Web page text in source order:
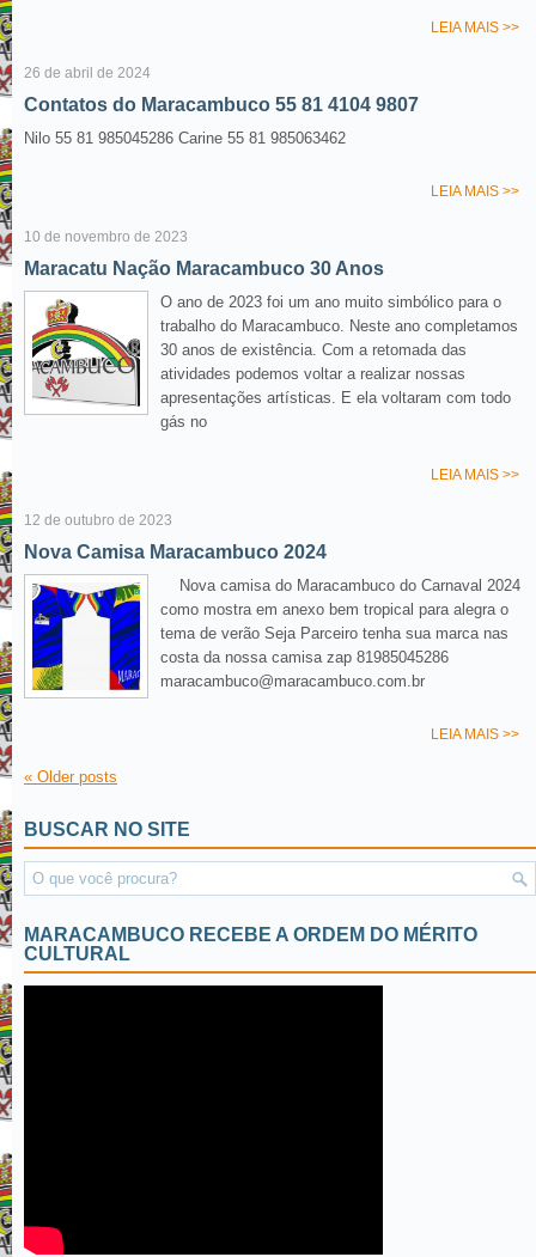
LEIA MAIS >>
26 de abril de 2024
Contatos do Maracambuco 55 81 4104 9807
Nilo 55 81 985045286 Carine 55 81 985063462
LEIA MAIS >>
10 de novembro de 2023
Maracatu Nação Maracambuco 30 Anos
O ano de 2023 foi um ano muito simbólico para o
trabalho do Maracambuco. Neste ano completamos
30 anos de existência. Com a retomada das
atividades podemos voltar a realizar nossas
apresentações artísticas. E ela voltaram com todo
gás no
LEIA MAIS >>
12 de outubro de 2023
Nova Camisa Maracambuco 2024
Nova camisa do Maracambuco do Carnaval 2024
como mostra em anexo bem tropical para alegra o
tema de verão Seja Parceiro tenha sua marca nas
costa da nossa camisa zap 81985045286
maracambuco@maracambuco.com.br
LEIA MAIS >>
« Older posts
BUSCAR NO SITE
MARACAMBUCO RECEBE A ORDEM DO MÉRITO
CULTURAL